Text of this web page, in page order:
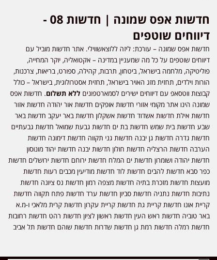
חדשות אפס שמונה | חדשות 08 -
דיווחים שוטפים
חדשות אפס שמונה – עורכת: ליזה ללוצאשווילי. אתר חדשות מוביל עם
דיווחים שוטפים על כל מה שמעניין במדינה – אקטואליה, יוקר המחייה,
פוליטיקה, מלחמה בישראל, ביטחון, תרבות, קהילה, ספורט, בריאות, צרכנות,
הורות וילדים, תחזית מזג האויר בישראל, תחזית אסטרולוגית, בישראל – כולל
קבוצות ווטסאפ עם דיווחים ישירים לסמארטפונים ללא תשלום. חדשות אפס
שמונה הינו אתר מקומי אזורי חדשות אופקים חדשות אור יהודה חדשות אזור
חדשות אילת חדשות אשדוד חדשות אשקלון חדשות באר יעקב חדשות באר
שבע חדשות בית שמש חדשות בת ים חדשות גבעת שמואל חדשות גבעתיים
חדשות גדרה חדשות גן יבנה חדשות גני תקווה חדשות דימונה חדשות
הערבה חדשות הרצליה חדשות חולון חדשות יבנה חדשות יהוד מונוסון
חדשות יהודה ושומרון חדשות ים המלח חדשות ירוחם חדשות ירושלים חדשות
כפר סבא חדשות להבים חדשות לוד חדשות מודיעין מכבים רעות חדשות
מועצות חדשות מזכרת בתיה חדשות מצפה רמון חדשות נס ציונה חדשות
נתיבות חדשות נתניה חדשות סביון חדשות ערד חדשות פתח תקווה חדשות
קריית אונו חדשות קריית גת חדשות קריית עקרון חדשות קרית מלאכי ו-מ.א
באר טוביה חדשות ראש העין חדשות ראשון לציון חדשות רהט חדשות רחובות
חדשות רמלה חדשות רמת גן חדשות שדרות חדשות שוהם חדשות תל אביב